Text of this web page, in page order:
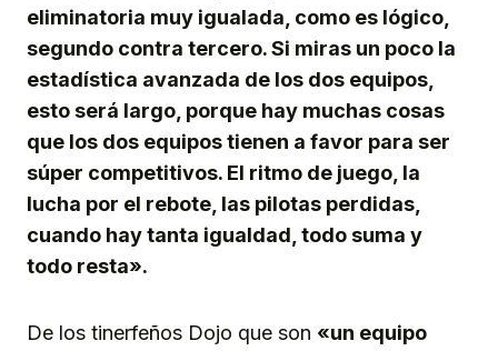
eliminatoria muy igualada, como es lógico,
segundo contra tercero. Si miras un poco la
estadística avanzada de los dos equipos,
esto será largo, porque hay muchas cosas
que los dos equipos tienen a favor para ser
súper competitivos. El ritmo de juego, la
lucha por el rebote, las pilotas perdidas,
cuando hay tanta igualdad, todo suma y
todo resta».
De los tinerfeños Dojo que son «un equipo